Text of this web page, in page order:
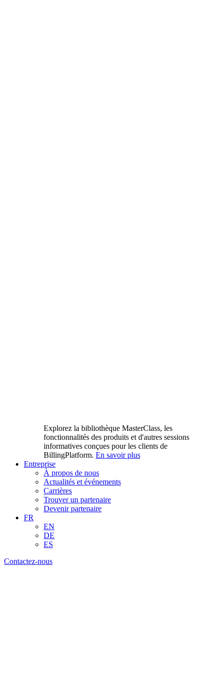
Explorez la bibliothèque MasterClass, les
fonctionnalités des produits et d'autres sessions
informatives conçues pour les clients de
BillingPlatform. En savoir plus
Entreprise
À propos de nous
Actualités et événements
Carrières
Trouver un partenaire
Devenir partenaire
FR
EN
DE
ES
Contactez-nous